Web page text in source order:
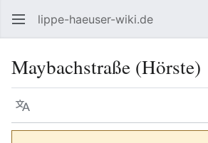
lippe-haeuser-wiki.de
Maybachstraße (Hörste)
Sprache